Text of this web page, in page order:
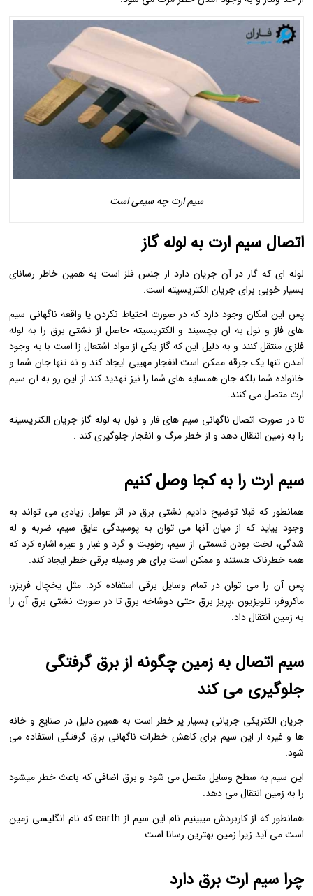
سیم ارت چه سیمی است
اتصال سیم ارت به لوله گاز
لوله ای که گاز در آن جریان دارد از جنس فلز است به همین خاطر رسانای
بسیار خوبی برای جریان الکتریسیته است.
پس این امکان وجود دارد که در صورت احتیاط نکردن یا واقعه ناگهانی سیم
های فاز و نول به ان بچسبند و الکتریسیته حاصل از نشتی برق را به لوله
فلزی منتقل کنند و به دلیل این که گاز یکی از مواد اشتعال زا است با به وجود
آمدن تنها یک جرقه ممکن است انفجار مهیبی ایجاد کند و نه تنها جان شما و
خانواده شما بلکه جان همسایه های شما را نیز تهدید کند از این رو به آن سیم
ارت متصل می کنند.
تا در صورت اتصال ناگهانی سیم های فاز و نول به لوله گاز جریان الکتریسیته
را به زمین انتقال دهد و از خطر مرگ و انفجار جلوگیری کند .
سیم ارت را به کجا وصل کنیم
همانطور که قبلا توضیح دادیم نشتی برق در اثر عوامل زیادی می تواند به
وجود بیاید که از میان آنها می توان به پوسیدگی عایق سیم، ضربه و له
شدگی، لخت بودن قسمتی از سیم، رطوبت و گرد و غبار و غیره اشاره کرد که
همه خطرناک هستند و ممکن است برای هر وسیله برقی خطر ایجاد کند.
پس آن را می توان در تمام وسایل برقی استفاده کرد. مثل یخچال فریزر،
ماکروفر، تلویزیون ،پریز برق حتی دوشاخه برق تا در صورت نشتی برق آن را
به زمین انتقال داد.
سیم اتصال به زمین چگونه از برق گرفتگی
جلوگیری می کند
جریان الکتریکی جریانی بسیار پر خطر است به همین دلیل در صنایع و خانه
ها و غیره از این سیم برای کاهش خطرات ناگهانی برق گرفتگی استفاده می
شود.
این سیم به سطح وسایل متصل می شود و برق اضافی که باعث خطر میشود
را به زمین انتقال می دهد.
همانطور که از کاربردش میبینیم نام این سیم از earth که نام انگلیسی زمین
است می آید زیرا زمین بهترین رسانا است.
چرا سیم ارت برق دارد